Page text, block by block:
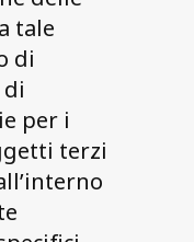
tale
di
per i
terzi